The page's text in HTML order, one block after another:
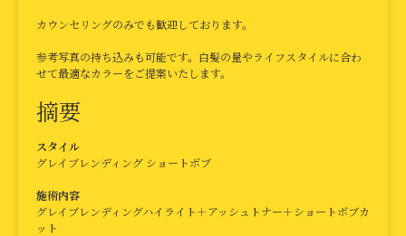
カウンセリングのみでも歓迎しております。
参考写真の持ち込みも可能です。白髪の量やライフスタイルに合わ
せて最適なカラーをご提案いたします。
摘要
スタイル
グレイブレンディング ショートボブ
施術内容
グレイブレンディングハイライト＋アッシュトナー＋ショートボブカ
ット